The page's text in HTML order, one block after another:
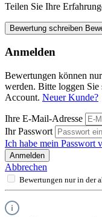
Teilen Sie Ihre
Bewertung schreiben
Anmelden
Bewertungen können
werden. Bitte loggen Sie
Account. Neuer Kunde?
Ihre E-Mail-Adresse
Ihr Passwort
Ich habe mein Passwort
Anmelden
Abbrechen
Bewertungen nur in der